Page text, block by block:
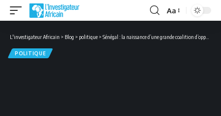
Font
Aa
L'investigateur Africain > Blog > politique > Sénégal : la naissance d’une grande coalition d’opposition ébranle Macky Sall
POLITIQUE